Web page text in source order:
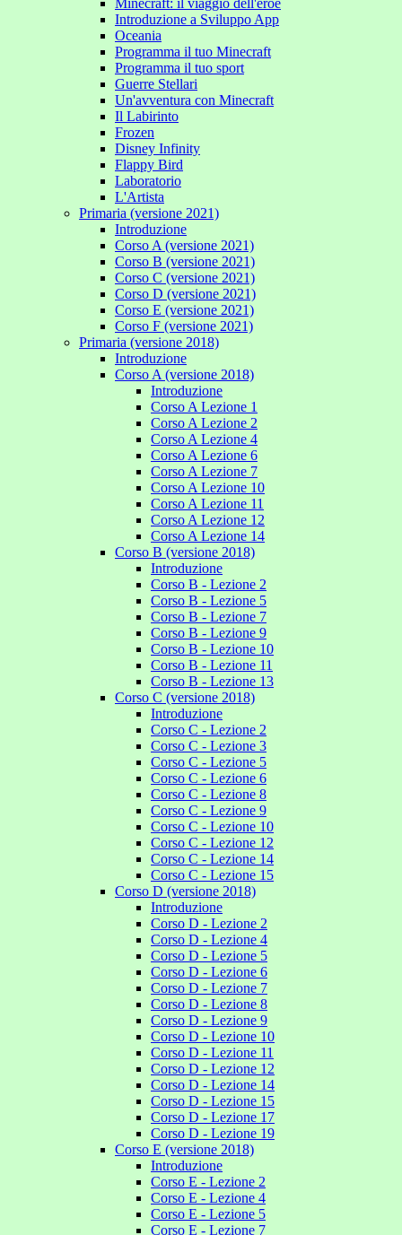
Minecraft: il viaggio dell'eroe
Introduzione a Sviluppo App
Oceania
Programma il tuo Minecraft
Programma il tuo sport
Guerre Stellari
Un'avventura con Minecraft
Il Labirinto
Frozen
Disney Infinity
Flappy Bird
Laboratorio
L'Artista
Primaria (versione 2021)
Introduzione
Corso A (versione 2021)
Corso B (versione 2021)
Corso C (versione 2021)
Corso D (versione 2021)
Corso E (versione 2021)
Corso F (versione 2021)
Primaria (versione 2018)
Introduzione
Corso A (versione 2018)
Introduzione
Corso A Lezione 1
Corso A Lezione 2
Corso A Lezione 4
Corso A Lezione 6
Corso A Lezione 7
Corso A Lezione 10
Corso A Lezione 11
Corso A Lezione 12
Corso A Lezione 14
Corso B (versione 2018)
Introduzione
Corso B - Lezione 2
Corso B - Lezione 5
Corso B - Lezione 7
Corso B - Lezione 9
Corso B - Lezione 10
Corso B - Lezione 11
Corso B - Lezione 13
Corso C (versione 2018)
Introduzione
Corso C - Lezione 2
Corso C - Lezione 3
Corso C - Lezione 5
Corso C - Lezione 6
Corso C - Lezione 8
Corso C - Lezione 9
Corso C - Lezione 10
Corso C - Lezione 12
Corso C - Lezione 14
Corso C - Lezione 15
Corso D (versione 2018)
Introduzione
Corso D - Lezione 2
Corso D - Lezione 4
Corso D - Lezione 5
Corso D - Lezione 6
Corso D - Lezione 7
Corso D - Lezione 8
Corso D - Lezione 9
Corso D - Lezione 10
Corso D - Lezione 11
Corso D - Lezione 12
Corso D - Lezione 14
Corso D - Lezione 15
Corso D - Lezione 17
Corso D - Lezione 19
Corso E (versione 2018)
Introduzione
Corso E - Lezione 2
Corso E - Lezione 4
Corso E - Lezione 5
Corso E - Lezione 7